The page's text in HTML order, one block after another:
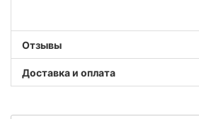
Отзывы
Доставка и оплата